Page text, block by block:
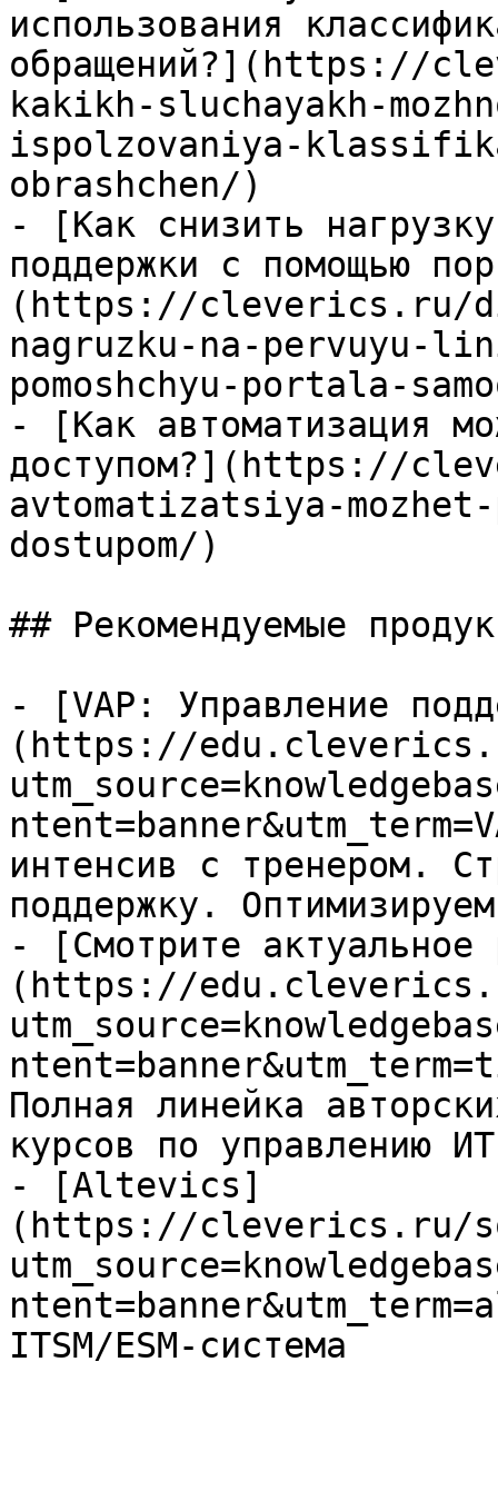
использования
обращений?](https://
kakikh-sluchayakh-
ispolzovaniya-
obrashchen/)
- [Как снизить
поддержки с помощью
(https://cleverics.ru/
nagruzku-na-pervuyu-
pomoshchyu-portala-
- [Как автоматизация
доступом?](https://
avtomatizatsiya-
dostupom/)
## Рекомендуемые
- [VAP: Управление
(https://
интенсив с тренером.
поддержку.
- [Смотрите актуальное
(https://
Полная линейка
курсов по управлению ИТ
- [Altevics]
(https://cleverics.ru/
ITSM/ESM-система